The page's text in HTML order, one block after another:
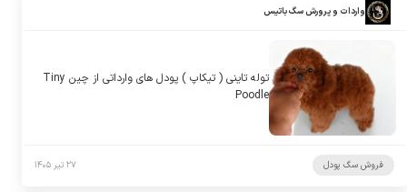
واردات و پرورش سگ باتیس
توله تاینی ( تیکاپ ) پودل های وارداتی از چین Tiny
Poodle
فروش سگ پودل ۲۷ تیر ۱۴۰۵